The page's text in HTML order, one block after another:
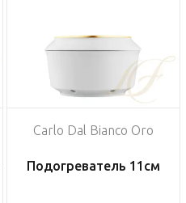
Carlo Dal Bianco Oro
Подогреватель 11см